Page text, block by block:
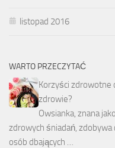
listopad 2016
WARTO PRZECZYTAĆ
Korzyści zdrowotne
zdrowie?
Owsianka, znana
zdrowych śniadań,
osób dbających …